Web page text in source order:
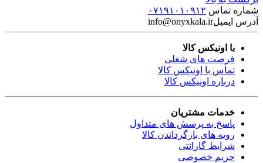
شماره تماس ۰۷۱۹۱۰۱۰۹۱۲
آدرس ایمیلinfo@onyxkala.ir
با اونیکس کالا
فرصت های شغلی
تماس با اونیکس کالا
درباره اونیکس کالا
خدمات مشتریان
پاسخ به پرسش های متداول
رویه های بازگرداندن کالا
شرایط گارانتی
حریم خصوصی